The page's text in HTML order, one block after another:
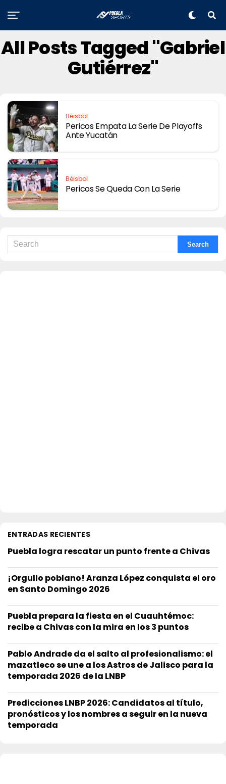
All Posts Tagged "Gabriel
Gutiérrez"
Béisbol
Pericos Empata La Serie De Playoffs
Ante Yucatán
Béisbol
Pericos Se Queda Con La Serie
ENTRADAS RECIENTES
Puebla logra rescatar un punto frente a Chivas
¡Orgullo poblano! Aranza López conquista el oro
en Santo Domingo 2026
Puebla prepara la fiesta en el Cuauhtémoc:
recibe a Chivas con la mira en los 3 puntos
Pablo Andrade da el salto al profesionalismo: el
mazatleco se une a los Astros de Jalisco para la
temporada 2026 de la LNBP
Predicciones LNBP 2026: Candidatos al título,
pronósticos y los nombres a seguir en la nueva
temporada